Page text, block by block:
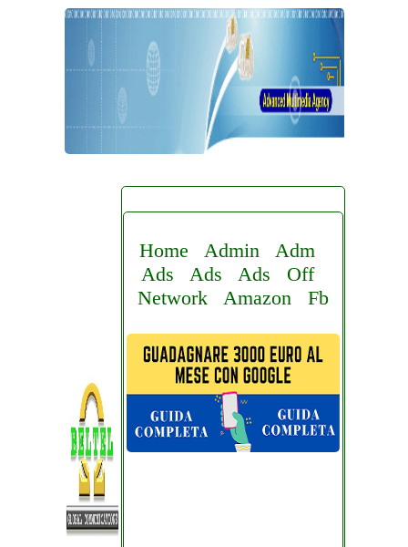
Home Admin
Adm
Ads
Ads Ads
Off
Network
Amazon Fb